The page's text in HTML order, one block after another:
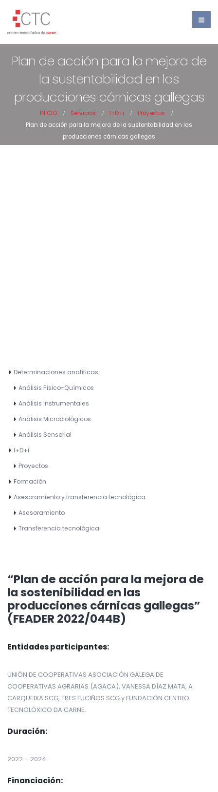
Plan de acción para la mejora de
la sustentabilidad en las
producciones cárnicas gallegas
INICIO Servicios I+D+i
Proyectos
Plan de acción para la mejora de la sustentabilidad en las
producciones cárnicas gallegas
Determinaciones analíticas
Análisis Físico-Químicos
Análisis Instrumentales
Análisis Microbiológicos
Análisis Sensorial
I+D+i
Proyectos
Formación
Asesoramiento y transferencia tecnológica
Asesoramiento
Transferencia tecnológica
“Plan de acción para la mejora de
la sostenibilidad en las
producciones cárnicas gallegas”
(FEADER 2022/044B)
Entidades participantes:
UNIÓN DE COOPERATIVAS ASOCIACIÓN GALEGA DE
COOPERATIVAS AGRARIAS (AGACA), VANESSA DÍAZ MATA, A
CARQUEIXA SCG, TRES FUCIÑOS SCG y FUNDACIÓN CENTRO
TECNOLÓXICO DA CARNE.
Duración:
2022 – 2024.
Financiación: